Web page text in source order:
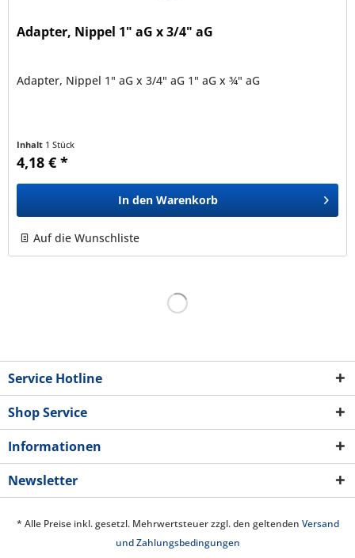
Adapter, Nippel 1" aG x 3/4" aG
Adapter, Nippel 1" aG x 3/4" aG 1" aG x ¾" aG
Inhalt 1 Stück
4,18 € *
In den Warenkorb
Auf die Wunschliste
Service Hotline
Shop Service
Informationen
Newsletter
* Alle Preise inkl. gesetzl. Mehrwertsteuer zzgl. den geltenden Versand
und Zahlungsbedingungen